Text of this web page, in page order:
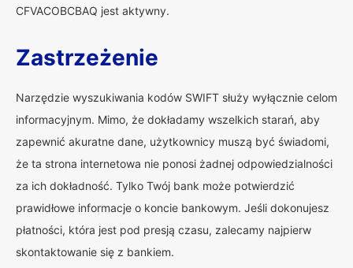
CFVACOBCBAQ jest aktywny.
Zastrzeżenie
Narzędzie wyszukiwania kodów SWIFT służy wyłącznie celom
informacyjnym. Mimo, że dokładamy wszelkich starań, aby
zapewnić akuratne dane, użytkownicy muszą być świadomi,
że ta strona internetowa nie ponosi żadnej odpowiedzialności
za ich dokładność. Tylko Twój bank może potwierdzić
prawidłowe informacje o koncie bankowym. Jeśli dokonujesz
płatności, która jest pod presją czasu, zalecamy najpierw
skontaktowanie się z bankiem.